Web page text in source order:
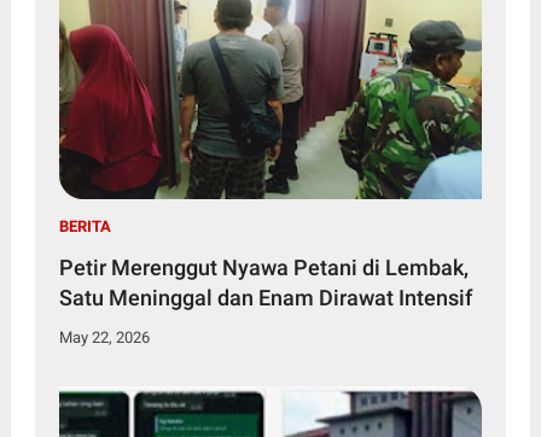
BERITA
Petir Merenggut Nyawa Petani di Lembak,
Satu Meninggal dan Enam Dirawat Intensif
May 22, 2026